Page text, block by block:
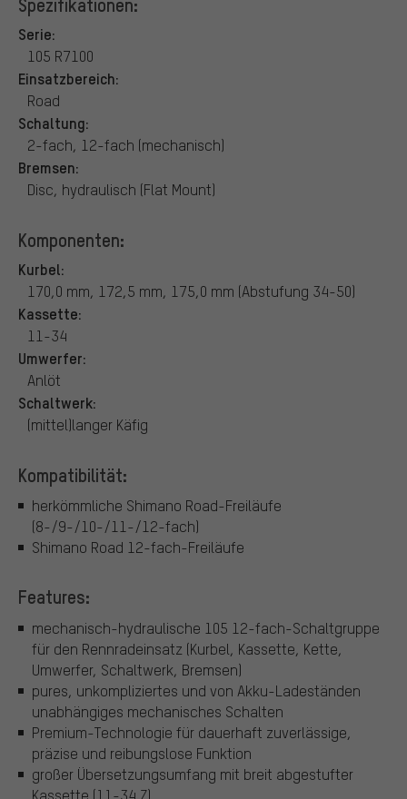
Serie:
105 R7100
Einsatzbereich:
Road
Schaltung:
2-fach, 12-fach (mechanisch)
Bremsen:
Disc, hydraulisch (Flat Mount)
Komponenten:
Kurbel:
170,0 mm, 172,5 mm, 175,0 mm (Abstufung 34-50)
Kassette:
11-34
Umwerfer:
Anlöt
Schaltwerk:
(mittel)langer Käfig
Kompatibilität:
herkömmliche Shimano Road-Freiläufe
(8-/9-/10-/11-/12-fach)
Shimano Road 12-fach-Freiläufe
Features:
mechanisch-hydraulische 105 12-fach-Schaltgruppe
für den Rennradeinsatz (Kurbel, Kassette, Kette,
Umwerfer, Schaltwerk, Bremsen)
pures, unkompliziertes und von Akku-Ladeständen
unabhängiges mechanisches Schalten
Premium-Technologie für dauerhaft zuverlässige,
präzise und reibungslose Funktion
großer Übersetzungsumfang mit breit abgestufter
Kassette (11-34 Z)